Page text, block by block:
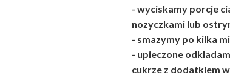
- wyciskamy porcje
nozyczkami lub
- smazymy po kilka
- upieczone
cukrze z dodatkiem